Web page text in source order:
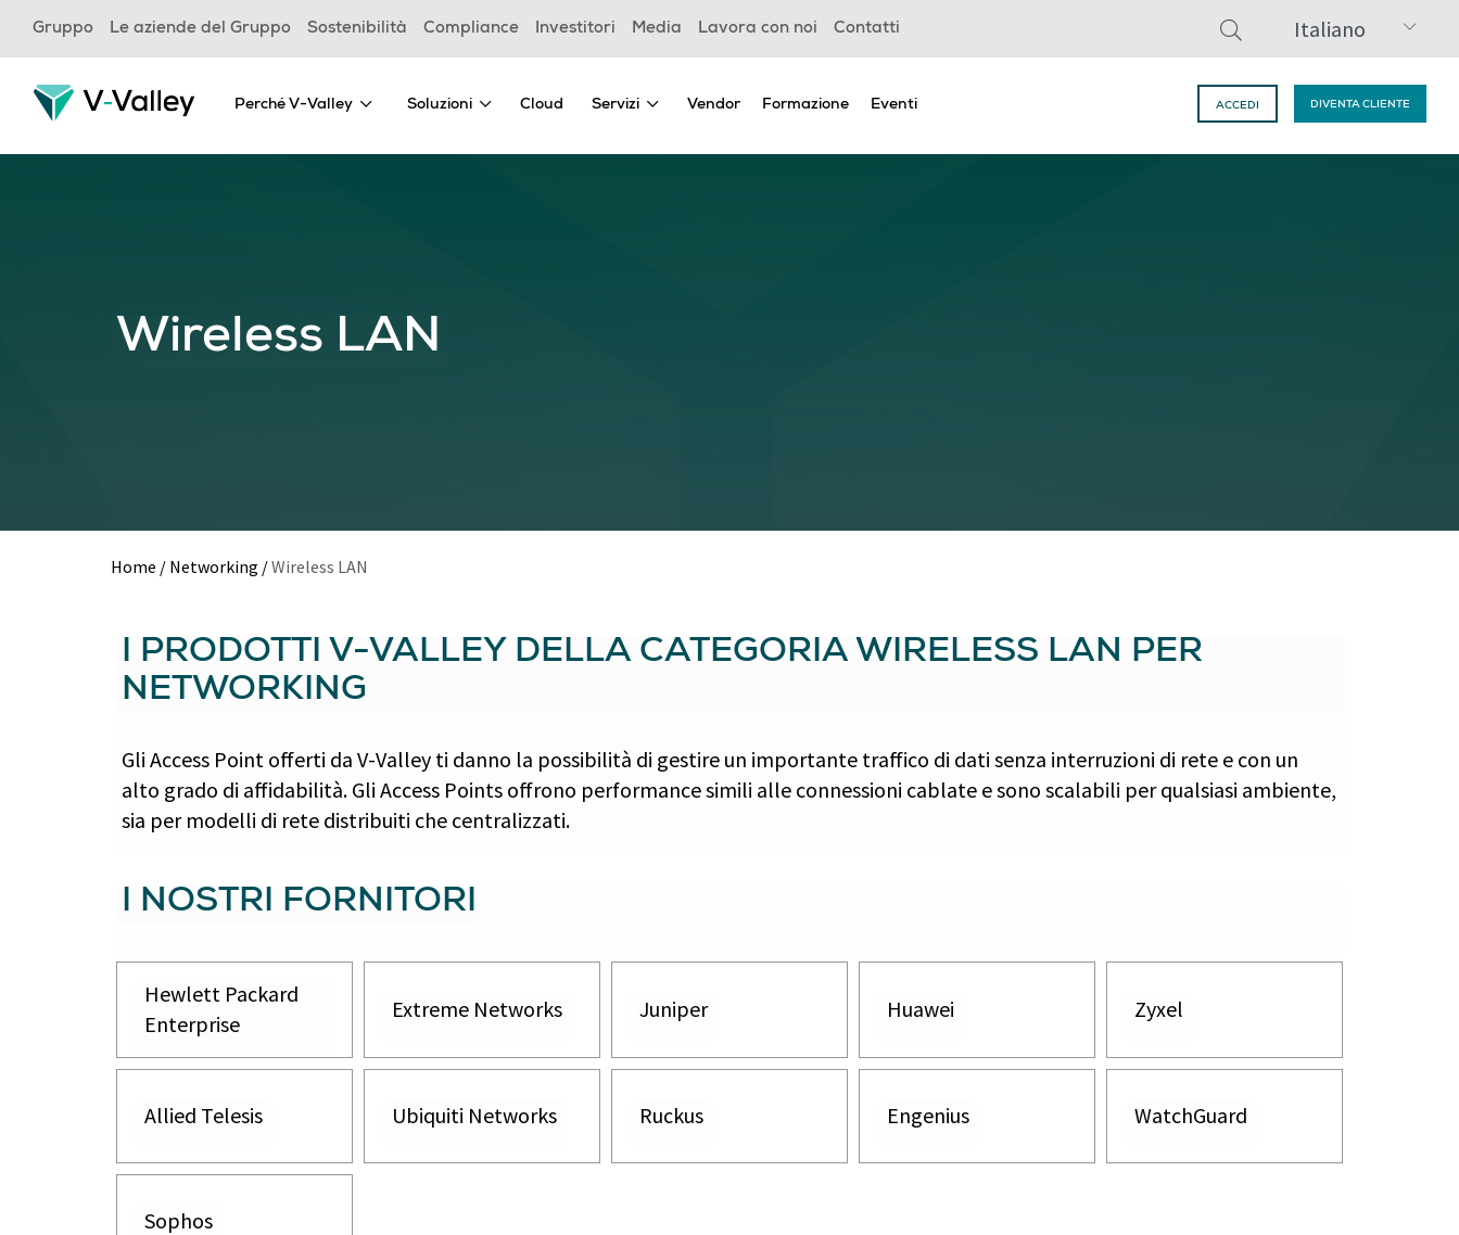
Skip
content
Gruppo Le aziende del Gruppo Sostenibilità Compliance Investitori Media Lavora con noi Contatti Italiano
Perché V-Valley Soluzioni Cloud Servizi Vendor Formazione Eventi ACCEDI DIVENTA CLIENTE
Wireless LAN
Home / Networking /Wireless LAN
I PRODOTTI V-VALLEY DELLA CATEGORIA WIRELESS LAN PER
NETWORKING
Gli Access Point offerti da V-Valley ti danno la possibilità di gestire un importante traffico di dati senza interruzioni di rete e con un
alto grado di affidabilità. Gli Access Points offrono performance simili alle connessioni cablate e sono scalabili per qualsiasi ambiente,
sia per modelli di rete distribuiti che centralizzati.
I NOSTRI FORNITORI
Hewlett Packard
Enterprise
Extreme Networks Juniper Huawei Zyxel
Allied Telesis Ubiquiti Networks Ruckus Engenius WatchGuard
Sophos